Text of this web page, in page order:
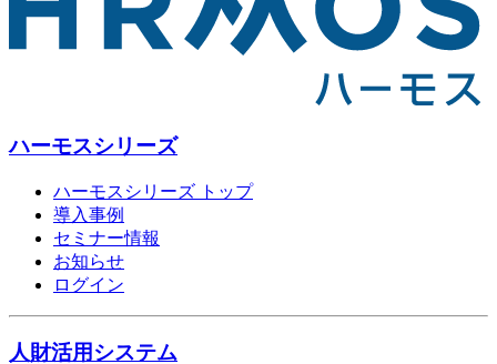
ハーモスシリーズ
ハーモスシリーズ トップ
導入事例
セミナー情報
お知らせ
ログイン
人財活用システム